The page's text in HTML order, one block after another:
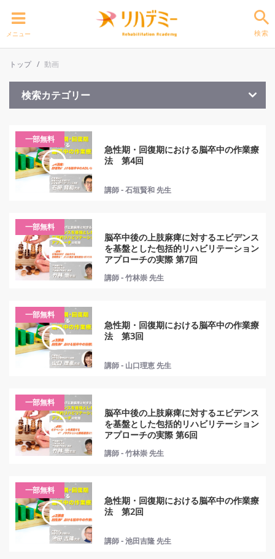
メニュー 検索
トップ 動画
検索カテゴリー
一部無料
急性期・回復期における脳卒中の作業療
法 第4回
講師 - 石垣賢和 先生
一部無料
脳卒中後の上肢麻痺に対するエビデンス
を基盤とした包括的リハビリテーション
アプローチの実際 第7回
講師 - 竹林崇 先生
一部無料
急性期・回復期における脳卒中の作業療
法 第3回
講師 - 山口理恵 先生
一部無料
脳卒中後の上肢麻痺に対するエビデンス
を基盤とした包括的リハビリテーション
アプローチの実際 第6回
講師 - 竹林崇 先生
一部無料
急性期・回復期における脳卒中の作業療
法 第2回
講師 - 池田吉隆 先生